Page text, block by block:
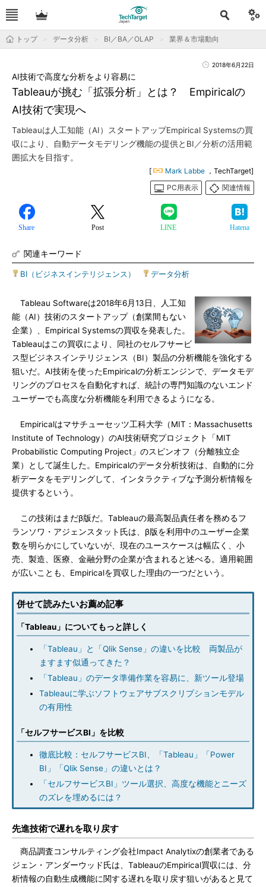
トップ データ分析 BI／BA／OLAP 業界＆市場動向
2018年6月22日
Tableauが挑む「拡張分析」とは？ Empiricalの
AI技術で実現へ
AI技術で高度な分析をより容易に
Tableauは人工知能（AI）スタートアップEmpirical Systemsの買
収により、自動データモデリング機能の提供とBI／分析の活用範
囲拡大を目指す。
[ Mark Labbe ，TechTarget]
PC用表示
関連情報
Share Post LINE Hatena
関連キーワード
BI（ビジネスインテリジェンス） データ分析
Tableau Softwareは2018年6月13日、人工知
能（AI）技術のスタートアップ（創業間もない
企業）、Empirical Systemsの買収を発表した。
Tableauはこの買収により、同社のセルフサービ
ス型ビジネスインテリジェンス（BI）製品の分析機能を強化する
狙いだ。AI技術を使ったEmpiricalの分析エンジンで、データモデ
リングのプロセスを自動化すれば、統計の専門知識のないエンド
ユーザーでも高度な分析機能を利用できるようになる。
Empiricalはマサチューセッツ工科大学（MIT：Massachusetts
Institute of Technology）のAI技術研究プロジェクト「MIT
Probabilistic Computing Project」のスピンオフ（分離独立企
業）として誕生した。Empiricalのデータ分析技術は、自動的に分
析データをモデリングして、インタラクティブな予測分析情報を
提供するという。
この技術はまだβ版だ。Tableauの最高製品責任者を務めるフ
ランソワ・アジェンスタット氏は、β版を利用中のユーザー企業
数を明らかにしていないが、現在のユースケースは幅広く、小
売、製造、医療、金融分野の企業が含まれると述べる。適用範囲
が広いことも、Empiricalを買収した理由の一つだという。
併せて読みたいお薦め記事
「Tableau」についてもっと詳しく
「Tableau」と「Qlik Sense」の違いを比較 両製品が
ますます似通ってきた？
「Tableau」のデータ準備作業を容易に、新ツール登場
Tableauに学ぶソフトウェアサブスクリプションモデル
の有用性
「セルフサービスBI」を比較
徹底比較：セルフサービスBI、「Tableau」「Power
BI」「Qlik Sense」の違いとは？
「セルフサービスBI」ツール選択、高度な機能とニーズ
のズレを埋めるには？
先進技術で遅れを取り戻す
商品調査コンサルティング会社Impact Analytixの創業者である
ジェン・アンダーウッド氏は、TableauのEmpirical買収には、分
析情報の自動生成機能に関する遅れを取り戻す狙いがあると見て